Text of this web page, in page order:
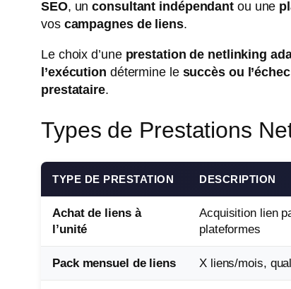
SEO, unconsultant indépendant ou une
vos campagnes de liens.
Le choix d’une prestation de netlinking
l’exécution détermine le succès ou l’échec
prestataire.
Types de Prestations
TYPE DE PRESTATION DESCRIPTION
Achat de liens à
l’unité
Acquisition lien
plateformes
Pack mensuel de liens X liens/mois,